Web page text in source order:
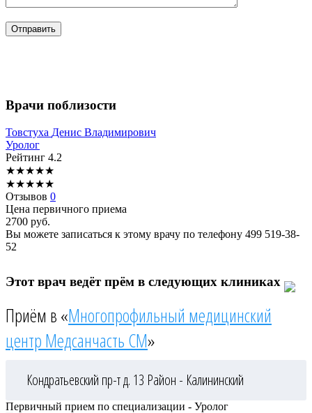
Врачи поблизости
Товстуха Денис Владимирович
Уролог
Рейтинг 4.2
★★★★★
★★★★★
Отзывов 0
Цена первичного приема
2700 руб.
Вы можете записаться к этому врачу по телефону 499 519-38-
52
Этот врач ведёт прём в следующих клиниках
Приём в «Многопрофильный медицинский
центр Медсанчасть СМ»
Кондратьевский пр-т д. 13 Район - Калининский
Первичный прием по специализации - Уролог